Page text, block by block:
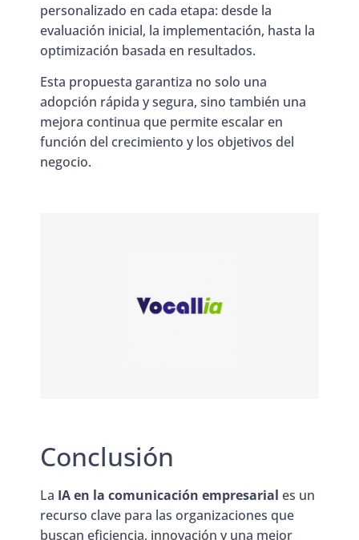
personalizado en cada etapa: desde la
evaluación inicial, la implementación, hasta la
optimización basada en resultados.
Esta propuesta garantiza no solo una
adopción rápida y segura, sino también una
mejora continua que permite escalar en
función del crecimiento y los objetivos del
negocio.
Conclusión
La IA en la comunicación empresarial es un
recurso clave para las organizaciones que
buscan eficiencia, innovación y una mejor